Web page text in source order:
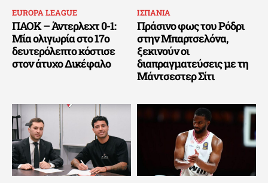
EUROPA LEAGUE
ΠΑΟΚ – Άντερλεχτ 0-1:
Μία ολιγωρία στο 17ο
δευτερόλεπτο κόστισε
στον άτυχο Δικέφαλο
ΙΣΠΑΝΙΑ
Πράσινο φως του Ρόδρι
στην Μπαρτσελόνα,
ξεκινούν οι
διαπραγματεύσεις με τη
Μάντσεστερ Σίτι